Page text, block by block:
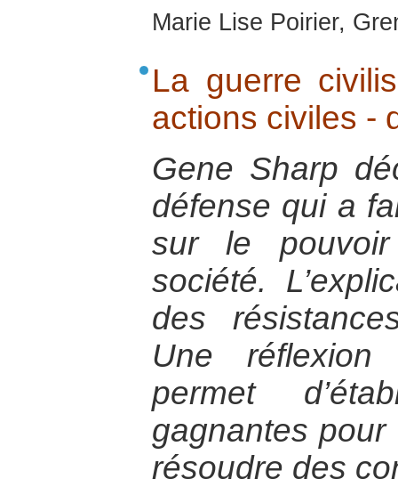
Marie Lise Poirier,
La guerre
actions civiles -
Gene Sharp
défense qui a
sur le
société.
des
Une
permet
gagnantes
résoudre des